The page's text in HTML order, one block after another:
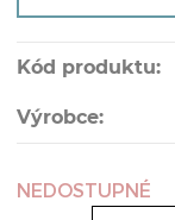
Kód produktu:
Výrobce:
NEDOSTUPNÉ